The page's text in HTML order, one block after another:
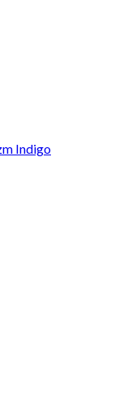
Indigo